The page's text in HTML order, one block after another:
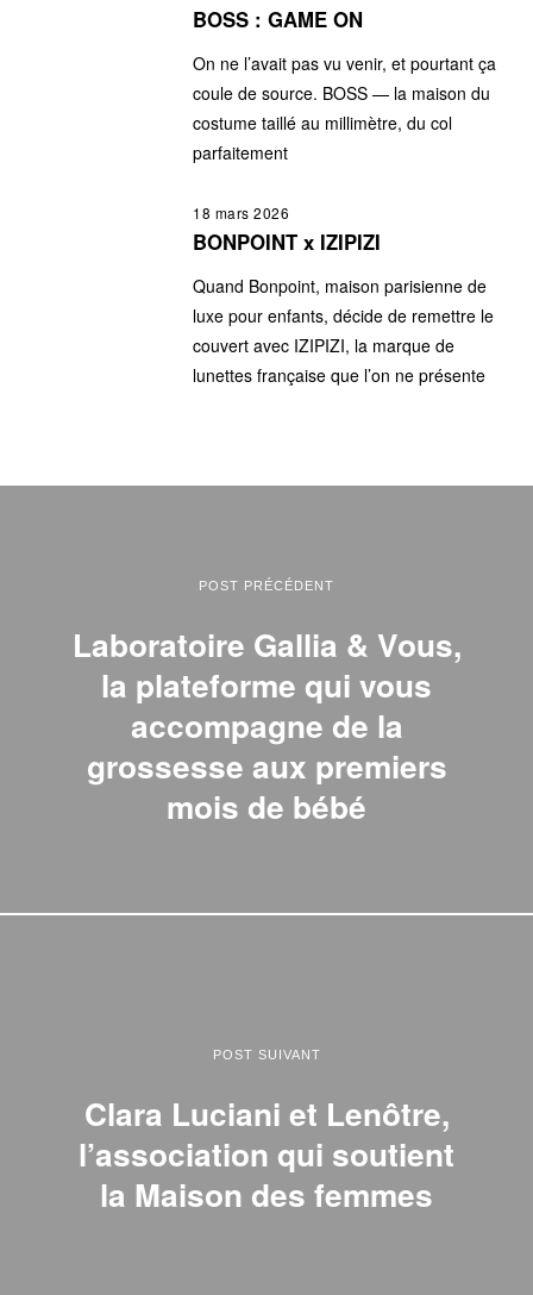
BOSS : GAME ON
On ne l’avait pas vu venir, et pourtant ça
coule de source. BOSS — la maison du
costume taillé au millimètre, du col
parfaitement
18 mars 2026
BONPOINT x IZIPIZI
Quand Bonpoint, maison parisienne de
luxe pour enfants, décide de remettre le
couvert avec IZIPIZI, la marque de
lunettes française que l’on ne présente
POST PRÉCÉDENT
Laboratoire Gallia & Vous,
la plateforme qui vous
accompagne de la
grossesse aux premiers
mois de bébé
POST SUIVANT
Clara Luciani et Lenôtre,
l’association qui soutient
la Maison des femmes